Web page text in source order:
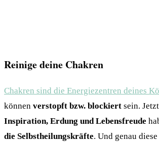
Reinige deine Chakren
Chakren sind die Energiezentren deines
können verstopft bzw. blockiert sein.
Inspiration, Erdung und Lebensfreude
die Selbstheilungskräfte. Und genau